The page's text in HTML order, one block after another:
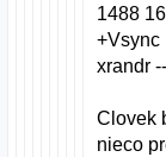
1488
+Vsync
xrandr
Clovek
nieco